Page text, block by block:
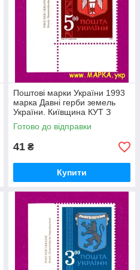
Поштові марки України 1993
марка Давні герби земель
України. Київщина КУТ З
НАПИСОМ НіМ
Готово до відправки
41 ₴
Купити